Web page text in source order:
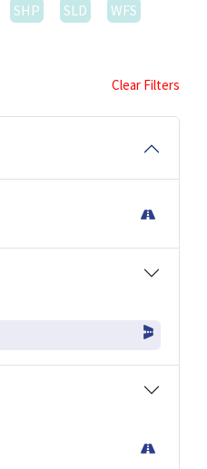
SHP SLD
WFS
Clear Filters